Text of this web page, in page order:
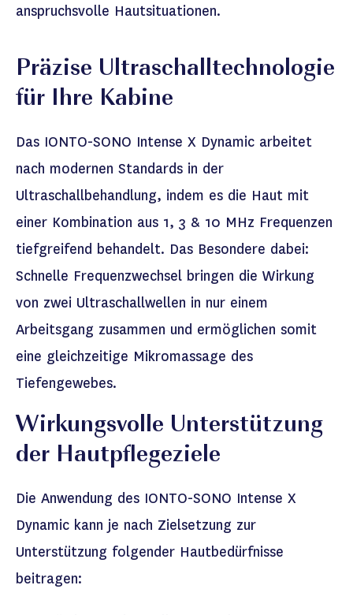
anspruchsvolle Hautsituationen.
Präzise Ultraschalltechnologie
für Ihre Kabine
Das IONTO-SONO Intense X Dynamic arbeitet
nach modernen Standards in der
Ultraschallbehandlung, indem es die Haut mit
einer Kombination aus 1, 3 & 10 MHz Frequenzen
tiefgreifend behandelt. Das Besondere dabei:
Schnelle Frequenzwechsel bringen die Wirkung
von zwei Ultraschallwellen in nur einem
Arbeitsgang zusammen und ermöglichen somit
eine gleichzeitige Mikromassage des
Tiefengewebes.
Wirkungsvolle Unterstützung
der Hautpflegeziele
Die Anwendung des IONTO-SONO Intense X
Dynamic kann je nach Zielsetzung zur
Unterstützung folgender Hautbedürfnisse
beitragen: